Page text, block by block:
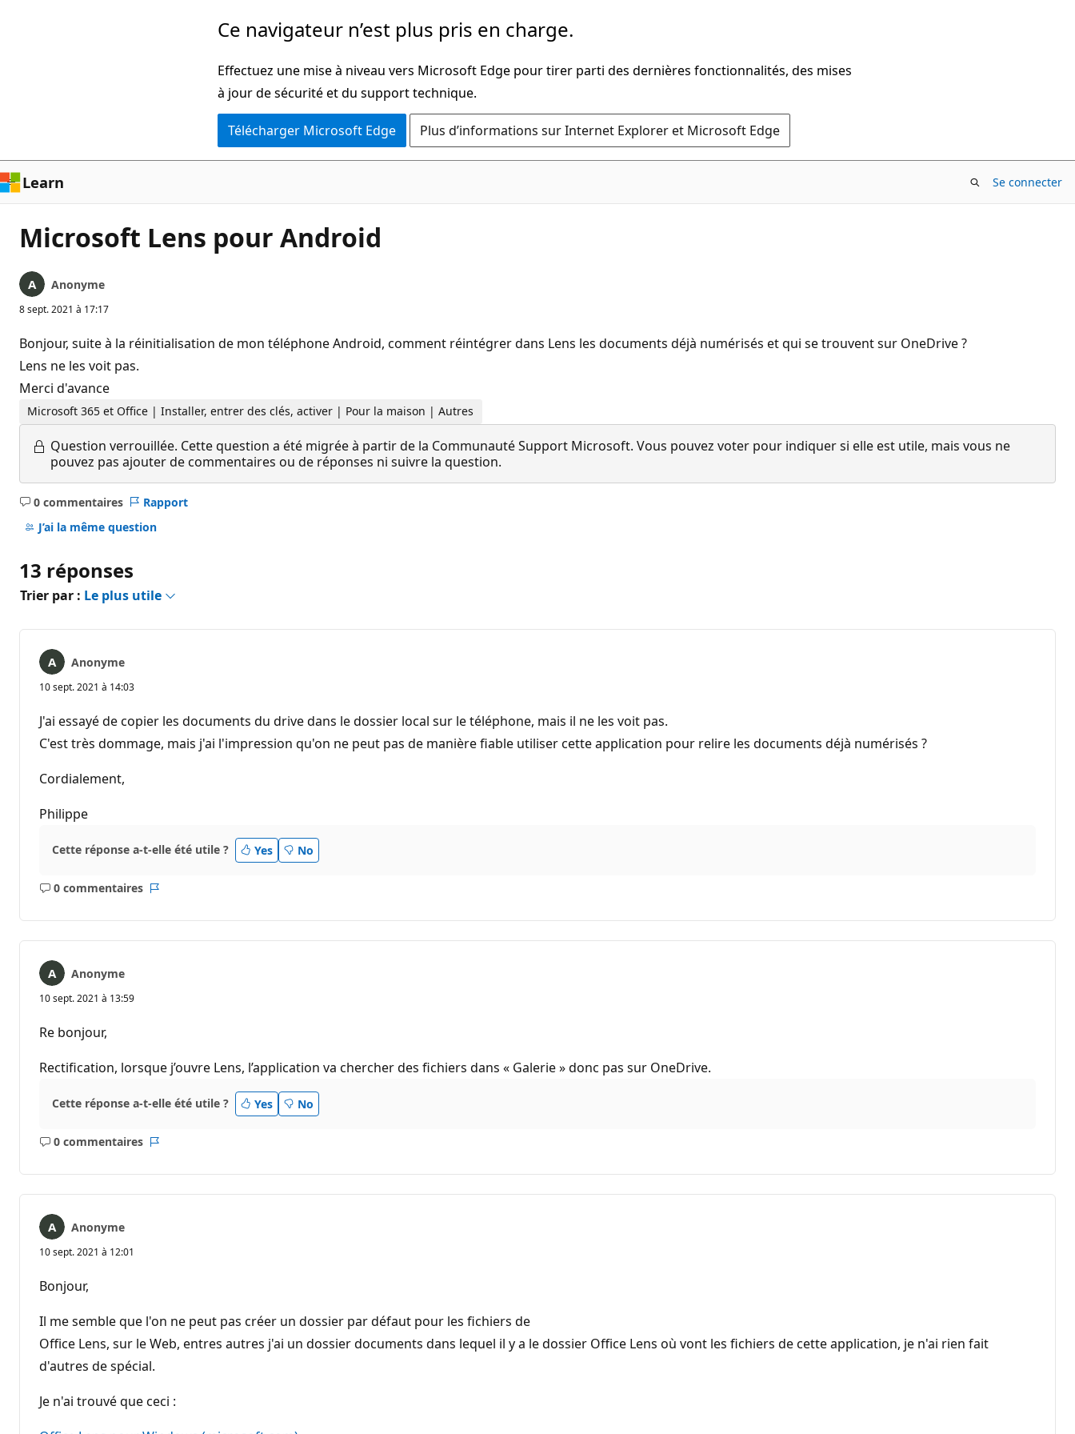
Ce navigateur n’est plus pris en charge.
Effectuez une mise à niveau vers Microsoft Edge pour tirer parti des dernières fonctionnalités, des mises
à jour de sécurité et du support technique.
Télécharger Microsoft Edge Plus d’informations sur Internet Explorer et Microsoft Edge
Learn Se connecter
Microsoft Lens pour Android
Anonyme
8 sept. 2021 à 17:17
Bonjour, suite à la réinitialisation de mon téléphone Android, comment réintégrer dans Lens les documents déjà numérisés et qui se trouvent sur OneDrive ?
Lens ne les voit pas.
Merci d'avance
Microsoft 365 et Office | Installer, entrer des clés, activer | Pour la maison | Autres
Question verrouillée. Cette question a été migrée à partir de la Communauté Support Microsoft. Vous pouvez voter pour indiquer si elle est utile, mais vous ne
pouvez pas ajouter de commentaires ou de réponses ni suivre la question.
0 commentaires
Aucun
commentaire
Rapport
J’ai la même question
13 réponses
Trier par : Le plus utile
Anonyme
10 sept. 2021 à 14:03
J'ai essayé de copier les documents du drive dans le dossier local sur le téléphone, mais il ne les voit pas.
C'est très dommage, mais j'ai l'impression qu'on ne peut pas de manière fiable utiliser cette application pour relire les documents déjà numérisés ?
Cordialement,
Philippe
Cette réponse a-t-elle été utile ? Yes No
0 commentaires
Aucun
Anonyme
10 sept. 2021 à 13:59
Re bonjour,
Rectification, lorsque j’ouvre Lens, l’application va chercher des fichiers dans « Galerie » donc pas sur OneDrive.
Cette réponse a-t-elle été utile ? Yes No
0 commentaires
Aucun
Anonyme
10 sept. 2021 à 12:01
Bonjour,
Il me semble que l'on ne peut pas créer un dossier par défaut pour les fichiers de
Office Lens, sur le Web, entres autres j'ai un dossier documents dans lequel il y a le dossier Office Lens où vont les fichiers de cette application, je n'ai rien fait
d'autres de spécial.
Je n'ai trouvé que ceci :